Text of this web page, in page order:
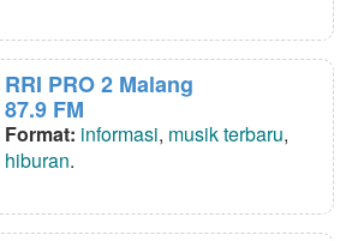
RRI PRO 2 Malang
87.9 FM
Format: informasi, musik terbaru,
hiburan.